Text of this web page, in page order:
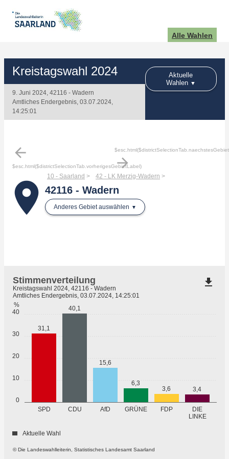
Alle Wahlen
Kreistagswahl 2024
9. Juni 2024, 42116 - Wadern
Amtliches Endergebnis, 03.07.2024,
14:25:01
Aktuelle
Wahlen
arrow_back
$esc.html($districtSelectionTab.vorherigesGebietLabel)
arrow_forward
place
10 - Saarland 42 - LK Merzig-Wadern
42116 - Wadern
Anderes Gebiet auswählen
0
10
20
30
40
%
SPD CDU AfD GRÜNE FDP
DIE
LINKE
31,1
40,1
15,6
6,3
3,6 3,4
© Die Landeswahlleiterin, Statistisches Landesamt Saarland
Stimmenverteilung
Kreistagswahl 2024, 42116 - Wadern
Amtliches Endergebnis, 03.07.2024, 14:25:01
Aktuelle Wahl
file_download